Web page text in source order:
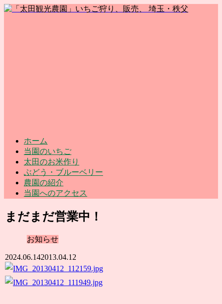
ホーム
当園のいちご
太田のお米作り
ぶどう・ブルーベリー
農園の紹介
当園へのアクセス
まだまだ営業中！
お知らせ
2024.06.142013.04.12